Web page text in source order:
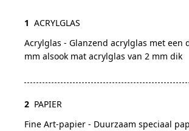
1 ACRYLGLAS
Acrylglas - Glanzend acrylglas met een
mm alsook mat acrylglas van 2 mm dik
2 PAPIER
Fine Art-papier - Duurzaam speciaal